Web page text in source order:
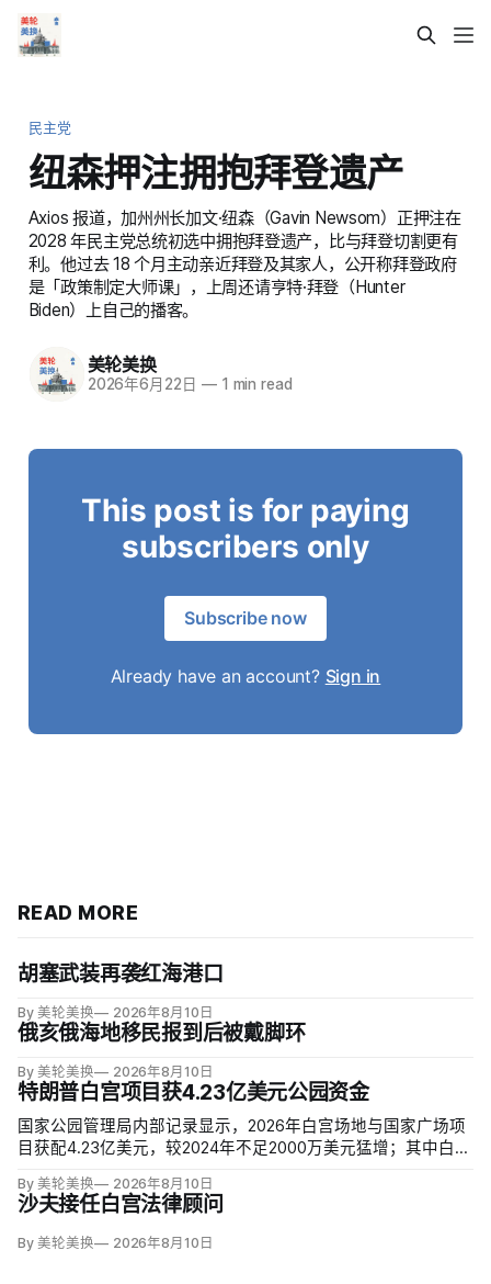
民主党
纽森押注拥抱拜登遗产
Axios 报道，加州州长加文·纽森（Gavin Newsom）正押注在
2028 年民主党总统初选中拥抱拜登遗产，比与拜登切割更有
利。他过去 18 个月主动亲近拜登及其家人，公开称拜登政府
是「政策制定大师课」，上周还请亨特·拜登（Hunter
Biden）上自己的播客。
美轮美换
2026年6月22日 —1 min read
This post is for paying
subscribers only
Subscribe now
Already have an account? Sign in
READ MORE
胡塞武装再袭红海港口
By 美轮美换 2026年8月10日
俄亥俄海地移民报到后被戴脚环
By 美轮美换 2026年8月10日
特朗普白宫项目获4.23亿美元公园资金
国家公园管理局内部记录显示，2026年白宫场地与国家广场项
目获配4.23亿美元，较2024年不足2000万美元猛增；其中白宫
谷等数十座公园资金下降，白宫与国家广场的额度甚至超过九
处知名公园总和。
By 美轮美换 2026年8月10日
沙夫接任白宫法律顾问
By 美轮美换 2026年8月10日